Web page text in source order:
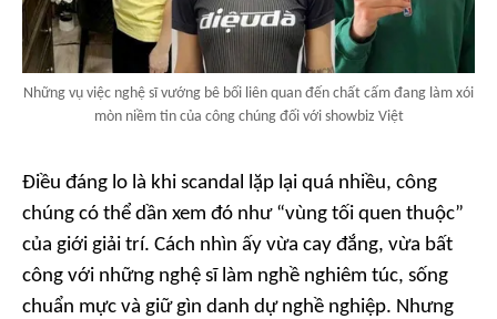
Những vụ việc nghệ sĩ vướng bê bối liên quan đến chất cấm đang làm xói
mòn niềm tin của công chúng đối với showbiz Việt
Điều đáng lo là khi scandal lặp lại quá nhiều, công
chúng có thể dần xem đó như “vùng tối quen thuộc”
của giới giải trí. Cách nhìn ấy vừa cay đắng, vừa bất
công với những nghệ sĩ làm nghề nghiêm túc, sống
chuẩn mực và giữ gìn danh dự nghề nghiệp. Nhưng